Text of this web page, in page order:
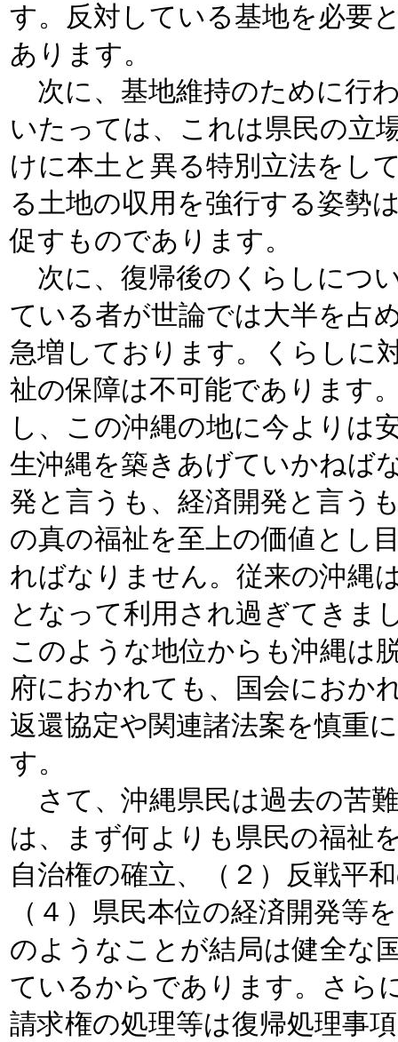
す。反対している基地を必要
あります。
次に、基地維持のために行
いたっては、これは県民の立
けに本土と異る特別立法をし
る土地の収用を強行する姿勢
促すものであります。
次に、復帰後のくらしにつ
ている者が世論では大半を占
急増しております。くらしに
祉の保障は不可能であります
し、この沖縄の地に今よりは
生沖縄を築きあげていかねば
発と言うも、経済開発と言う
の真の福祉を至上の価値とし
ればなりません。従来の沖縄
となって利用され過ぎてきま
このような地位からも沖縄は
府におかれても、国会におか
返還協定や関連諸法案を慎重
す。
さて、沖縄県民は過去の苦
は、まず何よりも県民の福祉
自治権の確立、（２）反戦平
（４）県民本位の経済開発等
のようなことが結局は健全な
ているからであります。さら
請求権の処理等は復帰処理事